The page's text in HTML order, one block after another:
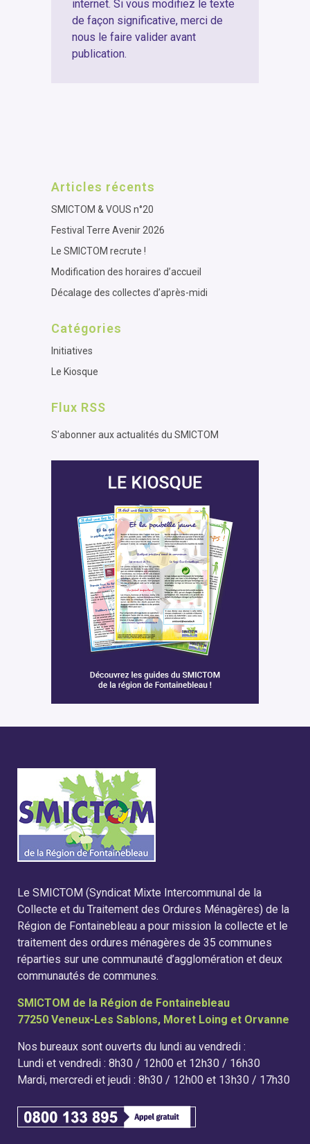
internet. Si vous modifiez le texte
de façon significative, merci de
nous le faire valider avant
publication.
Articles récents
SMICTOM & VOUS n°20
Festival Terre Avenir 2026
Le SMICTOM recrute !
Modification des horaires d’accueil
Décalage des collectes d’après-midi
Catégories
Initiatives
Le Kiosque
Flux RSS
S’abonner aux actualités du SMICTOM
Le SMICTOM (Syndicat Mixte Intercommunal de la
Collecte et du Traitement des Ordures Ménagères) de la
Région de Fontainebleau a pour mission la collecte et le
traitement des ordures ménagères de 35 communes
réparties sur une communauté d’agglomération et deux
communautés de communes.
SMICTOM de la Région de Fontainebleau
77250 Veneux-Les Sablons, Moret Loing et Orvanne
Nos bureaux sont ouverts du lundi au vendredi :
Lundi et vendredi : 8h30 / 12h00 et 12h30 / 16h30
Mardi, mercredi et jeudi : 8h30 / 12h00 et 13h30 / 17h30